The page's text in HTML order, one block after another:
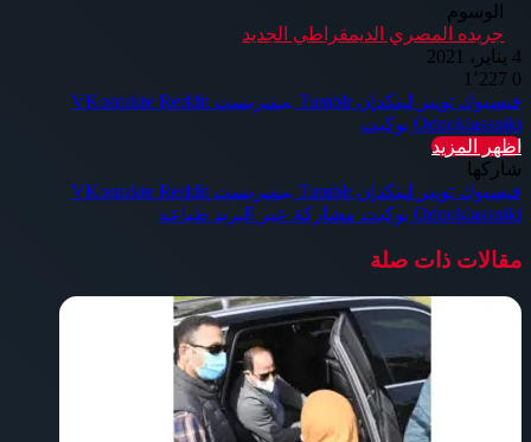
الوسوم
جريده المصري الديمقراطي الجديد
4 يناير، 2021
0
فيسبوك تويتر لينكدإن بينتيريست
Odnoklassniki بوكيت
اظهر المزيد
شاركها
فيسبوك تويتر لينكدإن بينتيريست
Odnoklassniki بوكيت مشاركة عبر البريد طباعة
مقالات ذات صلة